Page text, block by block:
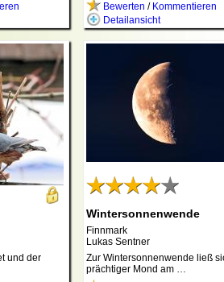
Bewerten / Kommentieren
Detailansicht
und der
Wintersonnenwende
Finnmark
Lukas Sentner
Zur Wintersonnenwende ließ
prächtiger Mond am …